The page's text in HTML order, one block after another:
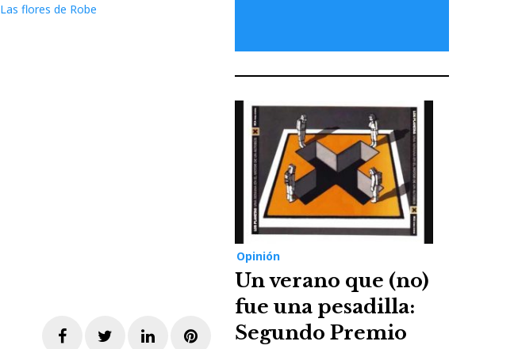
Las flores de Robe
FacebookTwitterLinkedInPinterest
Opinión
Un verano que (no)
fue una pesadilla:
Segundo Premio